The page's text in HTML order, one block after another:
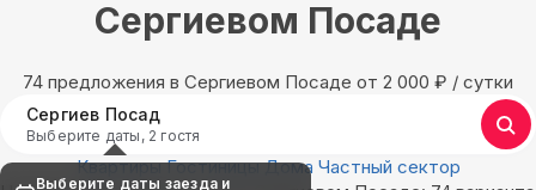
Сергиевом Посаде
74 предложения в Сергиевом Посаде oт 2 000 ₽ / сутки
Сергиев Посад
Выберите даты, 2 гостя
Квартиры Гостиницы Дома Частный сектор
Выберите даты заезда и